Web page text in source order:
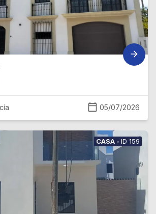
05/07/2026
CASA - ID 159